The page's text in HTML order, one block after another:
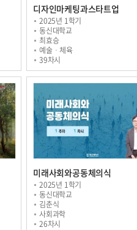
디자인마케팅과스타트업
2025년 1학기
동신대학교
최효승
예술ㆍ체육
39차시
미래사회와공동체의식
2025년 1학기
동신대학교
김춘식
사회과학
26차시